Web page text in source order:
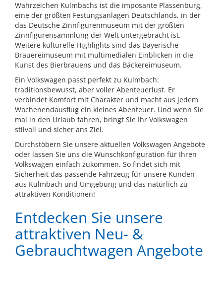
Wahrzeichen Kulmbachs ist die imposante Plassenburg,
eine der größten Festungsanlagen Deutschlands, in der
das Deutsche Zinnfigurenmuseum mit der größten
Zinnfigurensammlung der Welt untergebracht ist.
Weitere kulturelle Highlights sind das Bayerische
Brauereimuseum mit multimedialen Einblicken in die
Kunst des Bierbrauens und das Bäckereimuseum.
Ein Volkswagen passt perfekt zu Kulmbach:
traditionsbewusst, aber voller Abenteuerlust. Er
verbindet Komfort mit Charakter und macht aus jedem
Wochenendausflug ein kleines Abenteuer. Und wenn Sie
mal in den Urlaub fahren, bringt Sie Ihr Volkswagen
stilvoll und sicher ans Ziel.
Durchstöbern Sie unsere aktuellen Volkswagen Angebote
oder lassen Sie uns die Wunschkonfiguration für Ihren
Volkswagen einfach zukommen. So findet sich mit
Sicherheit das passende Fahrzeug für unsere Kunden
aus Kulmbach und Umgebung und das natürlich zu
attraktiven Konditionen!
Entdecken Sie unsere
attraktiven Neu- &
Gebrauchtwagen Angebote